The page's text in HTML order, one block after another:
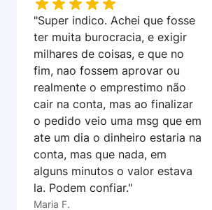
"Super indico. Achei que fosse
ter muita burocracia, e exigir
milhares de coisas, e que no
fim, nao fossem aprovar ou
realmente o emprestimo não
cair na conta, mas ao finalizar
o pedido veio uma msg que em
ate um dia o dinheiro estaria na
conta, mas que nada, em
alguns minutos o valor estava
la. Podem confiar."
Maria F.